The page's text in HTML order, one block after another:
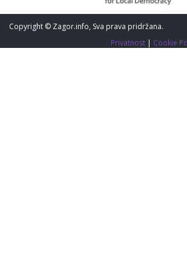
Copyright © Zagor.info, Sva prava pridržana.
Privatnost | Cookie